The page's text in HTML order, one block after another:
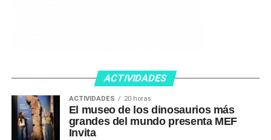
ACTIVIDADES
ACTIVIDADES 20 horas
El museo de los dinosaurios más
grandes del mundo presenta MEF
Invita